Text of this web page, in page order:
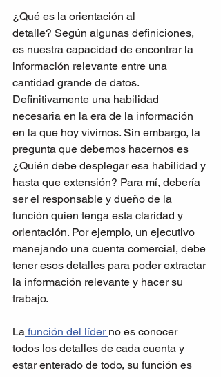
¿Qué es la orientación al
detalle? Según algunas definiciones,
es nuestra capacidad de encontrar la
información relevante entre una
cantidad grande de datos.
Definitivamente una habilidad
necesaria en la era de la información
en la que hoy vivimos. Sin embargo, la
pregunta que debemos hacernos es
¿Quién debe desplegar esa habilidad y
hasta que extensión? Para mí, debería
ser el responsable y dueño de la
función quien tenga esta claridad y
orientación. Por ejemplo, un ejecutivo
manejando una cuenta comercial, debe
tener esos detalles para poder extractar
la información relevante y hacer su
trabajo.
La función del líder no es conocer
todos los detalles de cada cuenta y
estar enterado de todo, su función es